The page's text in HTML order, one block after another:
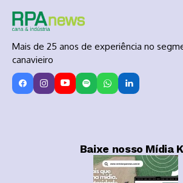
Mais de 25 anos de experiência no
canavieiro
Baixe nosso Mídia